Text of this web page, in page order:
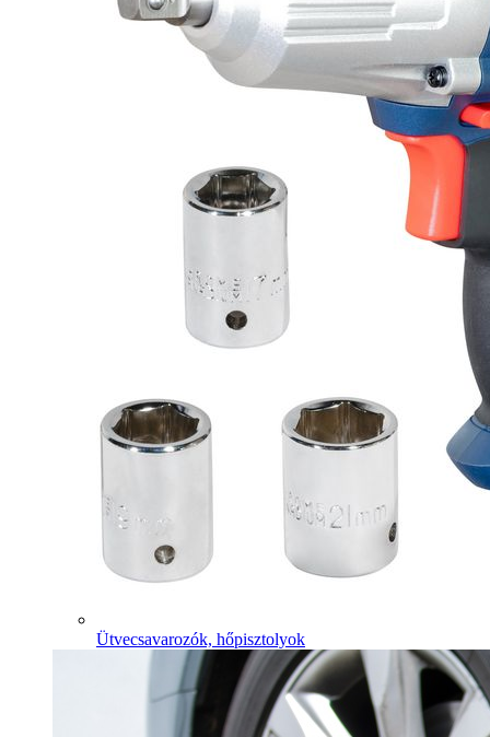
Ütvecsavarozók, hőpisztolyok